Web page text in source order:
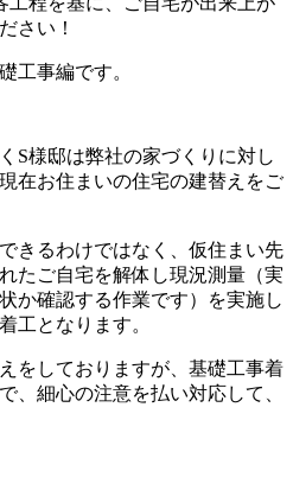
さい！
工事編です。
S様邸は弊社の家づくりに対し
在お住まいの住宅の建替えをご
きるわけではなく、仮住まい先
たご自宅を解体し現況測量（実
か確認する作業です）を実施し
工となります。
をしておりますが、基礎工事着
、細心の注意を払い対応して、